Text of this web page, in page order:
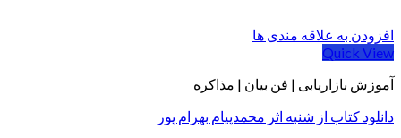
افزودن به علاقه مندی ها
Quick View
آموزش بازاریابی | فن بیان | مذاکره
دانلود کتاب از شنبه اثر محمدپیام بهرام پور